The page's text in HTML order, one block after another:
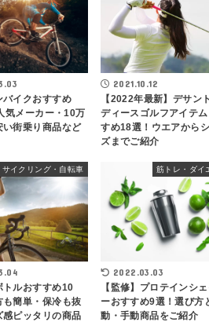
バイクおすすめ
気メーカー・10万
い街乗り商品など
2021.10.12
【2022年最新】デサン
ディースゴルフアイテ
すめ18選！ウエアから
ズまでご紹介
サイクリング・自転車
トルおすすめ10
も簡単・保冷も抜
感ピッタリの商品
筋トレ・ダイ
2022.03.03
【監修】プロテインシ
ーおすすめ9選！選び方
動・手動商品をご紹介